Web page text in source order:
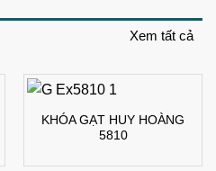
Xem tất cả
KHÓA GẠT HUY HOÀNG
5810